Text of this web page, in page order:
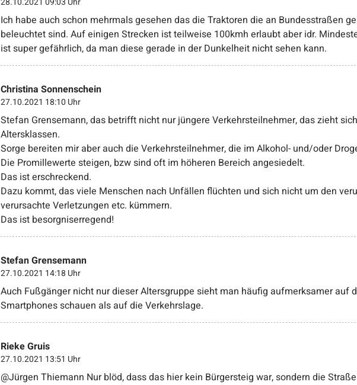
Ich habe auch schon mehrmals gesehen das die Traktoren die an Bundesstraßen
beleuchtet sind. Auf einigen Strecken ist teilweise 100kmh erlaubt aber idr.
ist super gefährlich, da man diese gerade in der Dunkelheit nicht sehen kann.
Christina Sonnenschein
27.10.2021 18:10 Uhr
Stefan Grensemann, das betrifft nicht nur jüngere Verkehrsteilnehmer, das zieht
Altersklassen.
Sorge bereiten mir aber auch die Verkehrsteilnehmer, die im Alkohol- und/oder
Die Promillewerte steigen, bzw sind oft im höheren Bereich angesiedelt.
Das ist erschreckend.
Dazu kommt, das viele Menschen nach Unfällen flüchten und sich nicht um den
verursachte Verletzungen etc. kümmern.
Das ist besorgniserregend!
Stefan Grensemann
27.10.2021 14:18 Uhr
Auch Fußgänger nicht nur dieser Altersgruppe sieht man häufig aufmerksamer auf
Smartphones schauen als auf die Verkehrslage.
Rieke Gruis
27.10.2021 13:51 Uhr
@Jürgen Thiemann Nur blöd, dass das hier kein Bürgersteig war, sondern die